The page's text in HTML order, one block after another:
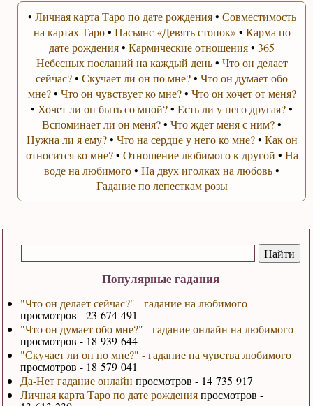
Популярные гадания
"Что он делает сейчас?" - гадание на любимого
просмотров - 23 674 491
"Что он думает обо мне?" - гадание онлайн на любимого
просмотров - 18 939 644
"Скучает ли он по мне?" - гадание на чувства любимого
просмотров - 18 579 041
Да-Нет гадание онлайн просмотров - 14 735 917
Личная карта Таро по дате рожденияпросмотров -
• Личная карта Таро по дате рождения• Совместимость
на картах Таро• Пасьянс «Девять стопок» • Карма по
дате рождения•Кармические отношения•365
Небесных посланий на каждый день• Что он делает
сейчас?•Скучает ли он по мне?•Что он думает обо
мне?• Что он чувствует ко мне?• Что он хочет от меня?
•Хочет ли он быть со мной?•Есть ли у него другая?•
Вспоминает ли он меня?•Что ждет меня с ним?•
Нужна ли я ему?• Что на сердце у него ко мне?• Как он
относится ко мне?• Отношение любимого к другой • На
воде на любимого•На двух иголках на любовь•
Гадание по лепесткам розы